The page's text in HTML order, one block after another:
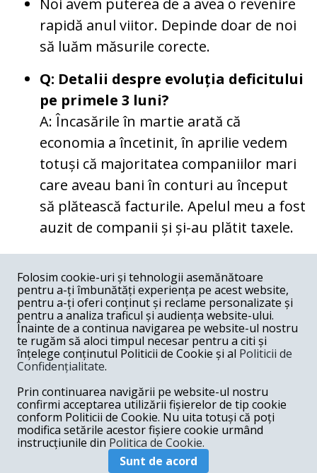
rapidă anul viitor. Depinde doar de noi
să luăm măsurile corecte.
Q: Detalii despre evoluția deficitului
pe primele 3 luni?
A: Încasările în martie arată că
economia a încetinit, în aprilie vedem
totuși că majoritatea companiilor mari
care aveau bani în conturi au început
să plătească facturile. Apelul meu a fost
auzit de companii și și-au plătit taxele.
COMENTARII
Nume
Email
Postează comentariu
Folosim cookie-uri și tehnologii asemănătoare
pentru a-ți îmbunătăți experiența pe acest website,
pentru a-ți oferi conținut și reclame personalizate și
pentru a analiza traficul și audiența website-ului.
Înainte de a continua navigarea pe website-ul nostru
te rugăm să aloci timpul necesar pentru a citi și
înțelege conținutul Politicii de Cookie și al Politicii de
Confidențialitate.
Prin continuarea navigării pe website-ul nostru
confirmi acceptarea utilizării fișierelor de tip cookie
conform Politicii de Cookie. Nu uita totuși că poți
modifica setările acestor fișiere cookie urmând
instrucțiunile din Politica de Cookie.
Sunt de acord